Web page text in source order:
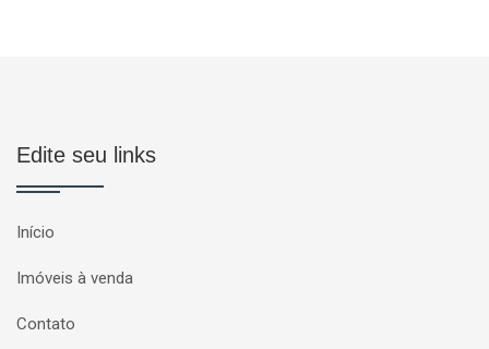
Edite seu links
Início
Imóveis à venda
Contato